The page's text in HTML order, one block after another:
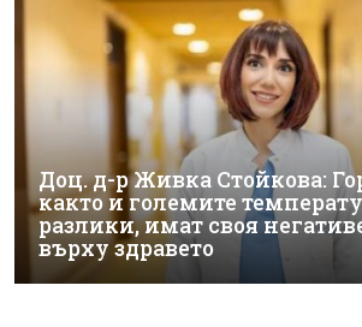
Доц. д-р Живка Стойкова:
както и големите
разлики, имат своя
върху здравето